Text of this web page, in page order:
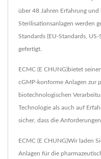
über 48 Jahren Erfahrung
Sterilisationsanlagen werden
Standards (EU-Standards,
gefertigt.
ECMC (E CHUNG)bietet
cGMP-konforme Anlagen zur
biotechnologischen
Technologie als auch auf
sicher, dass die
ECMC (E CHUNG)Wir laden
Anlagen für die